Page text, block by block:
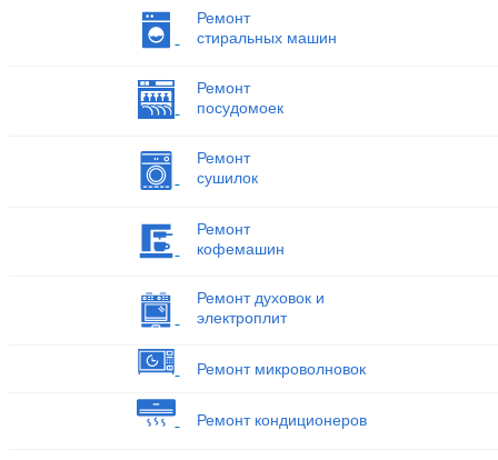
Ремонт
стиральных машин
Ремонт
посудомоек
Ремонт
сушилок
Ремонт
кофемашин
Ремонт духовок и
электроплит
Ремонт микроволновок
Ремонт кондиционеров